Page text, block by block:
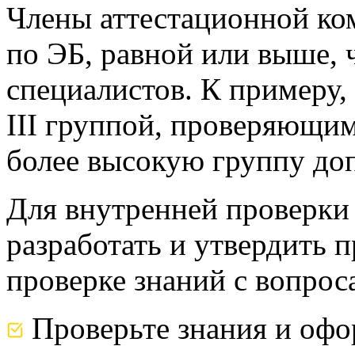
Члены аттестационной
по ЭБ, равной или выше,
специалистов. К
III группой,
более высокую группу
Для внутренней
разработать и
проверке знаний с
Проверьте знания и